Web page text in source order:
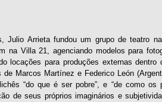
Julio Arrieta fundou um grupo de teatro
na Villa 21, agenciando modelos para
locações para produções externas
de Marcos Martínez e Federico León
“do que é ser pobre”, e “de como os
de seus próprios imaginários e